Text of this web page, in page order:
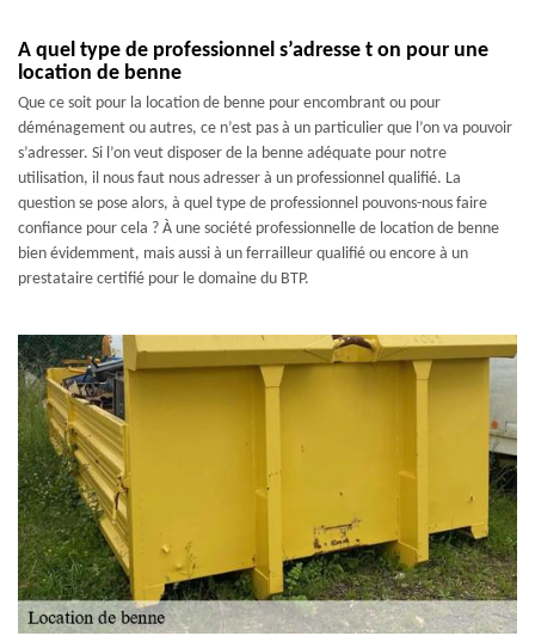
A quel type de professionnel s’adresse t on pour une
location de benne
Que ce soit pour la location de benne pour encombrant ou pour
déménagement ou autres, ce n’est pas à un particulier que l’on va pouvoir
s’adresser. Si l’on veut disposer de la benne adéquate pour notre
utilisation, il nous faut nous adresser à un professionnel qualifié. La
question se pose alors, à quel type de professionnel pouvons-nous faire
confiance pour cela ? À une société professionnelle de location de benne
bien évidemment, mais aussi à un ferrailleur qualifié ou encore à un
prestataire certifié pour le domaine du BTP.